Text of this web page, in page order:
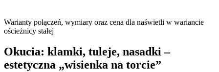
Warianty połączeń, wymiary oraz cena dla naświetli w wariancie
ościeżnicy stałej
Okucia: klamki, tuleje, nasadki –
estetyczna „wisienka na torcie”